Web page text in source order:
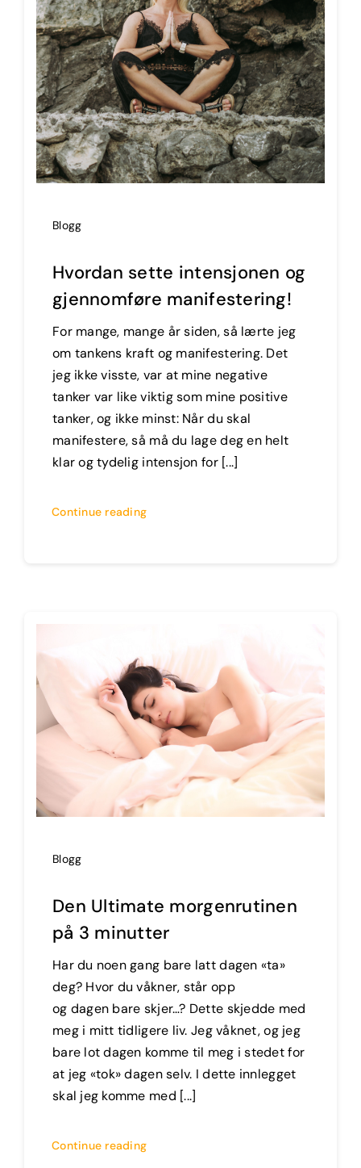
Blogg
Hvordan sette intensjonen og
gjennomføre manifestering!
For mange, mange år siden, så lærte jeg
om tankens kraft og manifestering. Det
jeg ikke visste, var at mine negative
tanker var like viktig som mine positive
tanker, og ikke minst: Når du skal
manifestere, så må du lage deg en helt
klar og tydelig intensjon for [...]
Continue reading
Blogg
Den Ultimate morgenrutinen
på 3 minutter
Har du noen gang bare latt dagen «ta»
deg? Hvor du våkner, står opp
og dagen bare skjer…? Dette skjedde med
meg i mitt tidligere liv. Jeg våknet, og jeg
bare lot dagen komme til meg i stedet for
at jeg «tok» dagen selv. I dette innlegget
skal jeg komme med [...]
Continue reading